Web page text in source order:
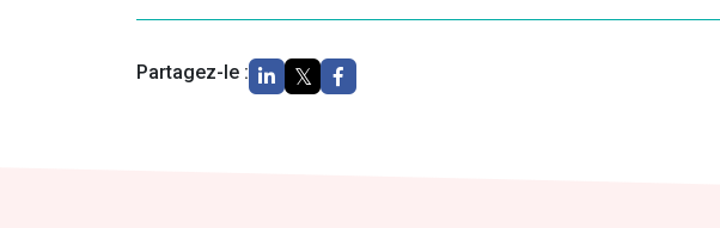
Partagez-le :